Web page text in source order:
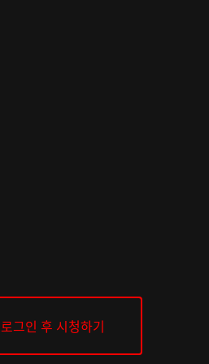
로그인 후 시청하기